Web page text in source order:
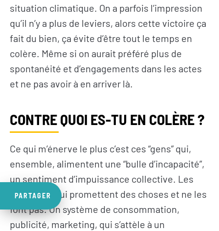
PARTAGER
situation climatique. On a parfois l’impression
qu’il n’y a plus de leviers, alors cette victoire ça
fait du bien, ça évite d’être tout le temps en
colère. Même si on aurait préféré plus de
spontanéité et d’engagements dans les actes
et ne pas avoir à en arriver là.
CONTRE QUOI ES-TU EN COLÈRE ?
Ce qui m’énerve le plus c’est ces “gens” qui,
ensemble, alimentent une “bulle d’incapacité”,
un sentiment d’impuissance collective. Les
politiques qui promettent des choses et ne les
font pas. Un système de consommation,
publicité, marketing, qui s’attèle à un